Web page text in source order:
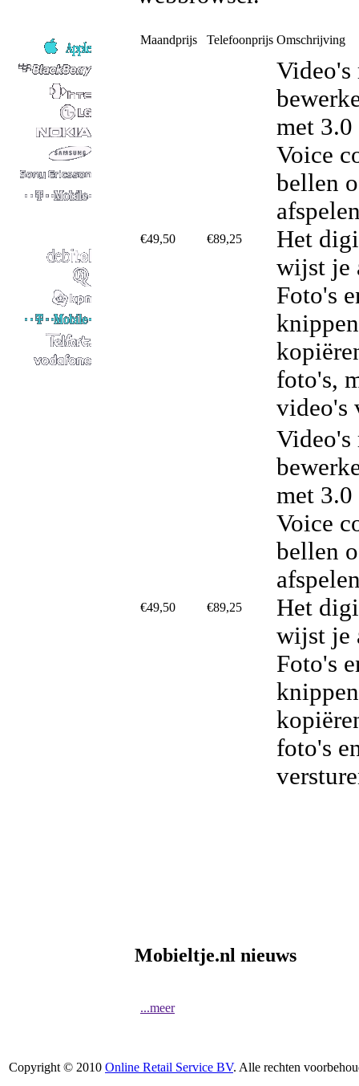
Maandprijs Telefoonprijs Omschrijving
€49,50 €89,25
Video's
met 3.0
Voice
bellen
Het
wijst je
Foto's
foto's,
video's
€49,50 €89,25
Video's
met 3.0
Voice
bellen
Het
wijst je
Foto's
foto's
Mobieltje.nl nieuws
...meer
Copyright © 2010 Online Retail Service BV. Alle rechten